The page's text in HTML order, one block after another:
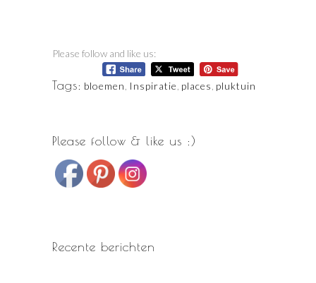
Please follow and like us:
Tags: bloemen, Inspiratie, places, pluktuin
Please follow & like us :)
Recente berichten